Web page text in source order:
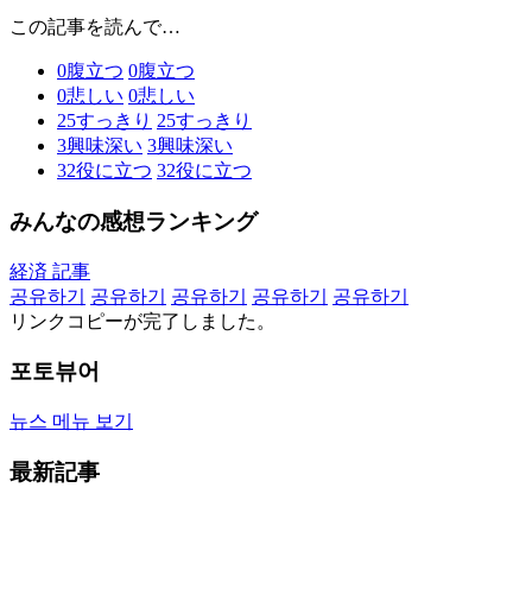
この記事を読んで…
0腹立つ 0腹立つ
0悲しい 0悲しい
25すっきり 25すっきり
3興味深い 3興味深い
32役に立つ 32役に立つ
みんなの感想ランキング
経済 記事
공유하기
공유하기 공유하기 공유하기
공유하기
リンクコピーが完了しました。
포토뷰어
뉴스 메뉴 보기
最新記事